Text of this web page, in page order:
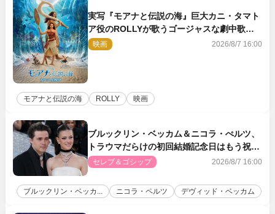
実写『モアナと伝説の海』巨大カニ・タマト
ア役のROLLYが歌うゴージャスな劇中歌
「シャイニー」本編映像解禁
映画 2026/8/7 16:00
モアナと伝説の海 ROLLY 映画
ブルックリン・ベッカム＆ニコラ・ぺルツ、
トラウマだらけの初回結婚記念日はもう祝わ
ない
セレブ＆ゴシップ 2026/8/7 16:00
ブルックリン・ベッカ... ニコラ・ペルツ デヴィッド・ベッカム